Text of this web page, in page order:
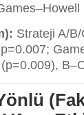
Strateji A/
(p=0.009),